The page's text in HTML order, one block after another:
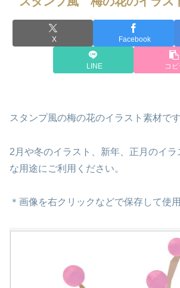
X Facebook
LINE コ
スタンプ風の梅の花のイラスト素材です
2月や冬のイラスト、新年、正月のイラ
な用途にご利用ください。
＊画像を右クリックなどで保存して使